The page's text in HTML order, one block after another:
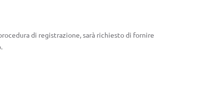
di registrazione, sarà richiesto di fornire